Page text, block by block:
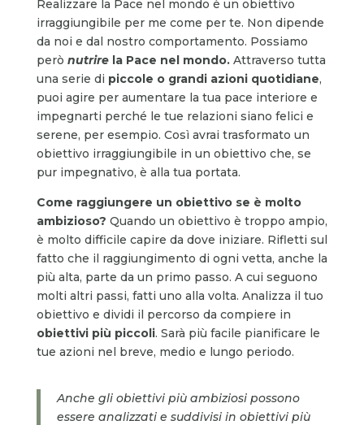
Realizzare la Pace nel mondo è un obiettivo
irraggiungibile per me come per te. Non dipende
da noi e dal nostro comportamento. Possiamo
però nutrirela Pace nel mondo.Attraverso tutta
una serie di piccole o grandi azioni quotidiane,
puoi agire per aumentare la tua pace interiore e
impegnarti perché le tue relazioni siano felici e
serene, per esempio. Così avrai trasformato un
obiettivo irraggiungibile in un obiettivo che, se
pur impegnativo, è alla tua portata.
Come raggiungere un obiettivo se è molto
ambizioso? Quando un obiettivo è troppo ampio,
è molto difficile capire da dove iniziare. Rifletti sul
fatto che il raggiungimento di ogni vetta, anche la
più alta, parte da un primo passo. A cui seguono
molti altri passi, fatti uno alla volta. Analizza il tuo
obiettivo e dividi il percorso da compiere in
obiettivi più piccoli. Sarà più facile pianificare le
tue azioni nel breve, medio e lungo periodo.
Anche gli obiettivi più ambiziosi possono
essere analizzati e suddivisi in obiettivi più